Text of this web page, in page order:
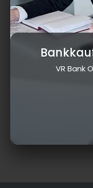
VR Bank